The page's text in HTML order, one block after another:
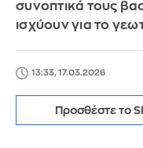
συνοπτικά τους
ισχύουν για το
13:33, 17.03.2026
Προσθέστε το